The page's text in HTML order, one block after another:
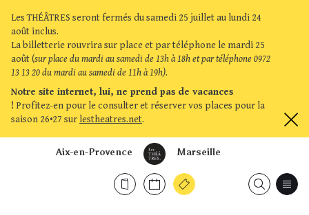
Les THÉÂTRES seront fermés du samedi 25 juillet au lundi 24
août inclus.
La billetterie rouvrira sur place et par téléphone le mardi 25
août (sur place du mardi au samedi de 13h à 18h et par téléphone 0972
13 13 20 du mardi au samedi de 11h à 19h).
Notre site internet, lui, ne prend pas de vacances
! Profitez-en pour le consulter et réserver vos places pour la
saison 26•27 sur lestheatres.net.
Marseille
Aix-en-Provence